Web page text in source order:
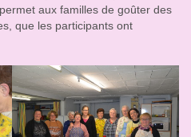
aux familles de goûter des
que les participants ont